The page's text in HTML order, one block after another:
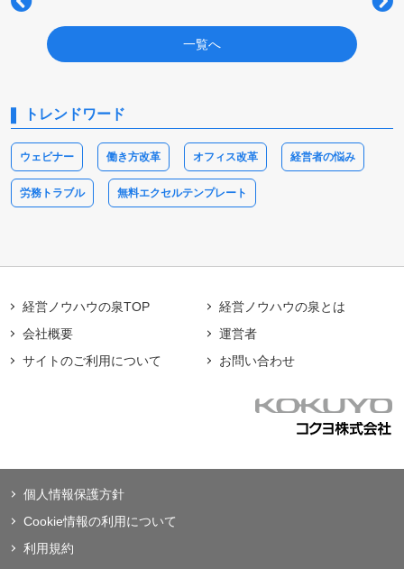
一覧へ
トレンドワード
ウェビナー 働き方改革 オフィス改革 経営者の悩み
労務トラブル 無料エクセルテンプレート
経営ノウハウの泉TOP
経営ノウハウの泉とは
会社概要
運営者
サイトのご利用について
お問い合わせ
個人情報保護方針
Cookie情報の利用について
利用規約